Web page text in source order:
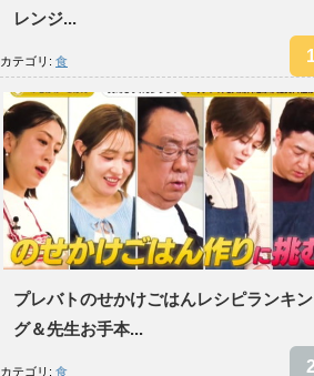
レンジ...
カテゴリ: 食
プレバトのせかけごはんレシピランキン
グ＆先生お手本...
カテゴリ: 食